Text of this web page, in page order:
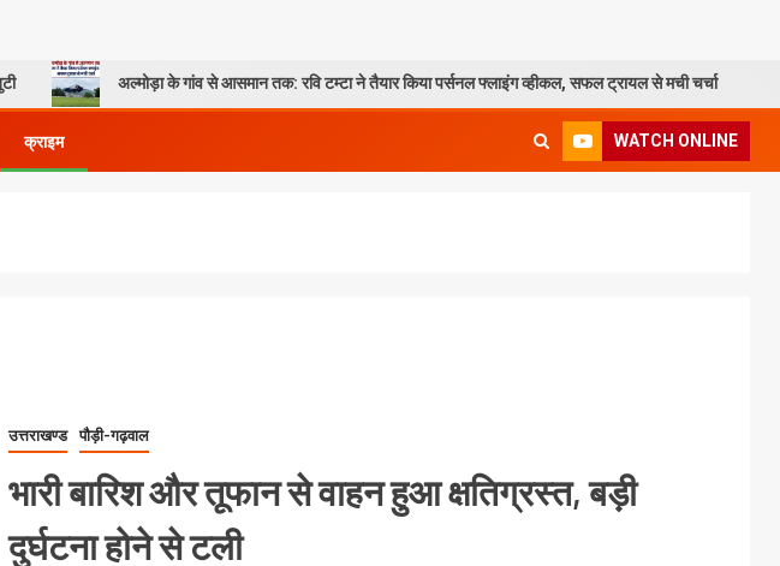
अल्मोड़ा के गांव से आसमान तक: रवि टम्टा ने तैयार किया पर्सनल फ्लाइंग व्हीकल, सफल ट्रायल से मची चर्चा
क्राइम WATCH ONLINE
उत्तराखण्ड पौड़ी-गढ़वाल
भारी बारिश और तूफान से वाहन हुआ क्षतिग्रस्त, बड़ी
दुर्घटना होने से टली